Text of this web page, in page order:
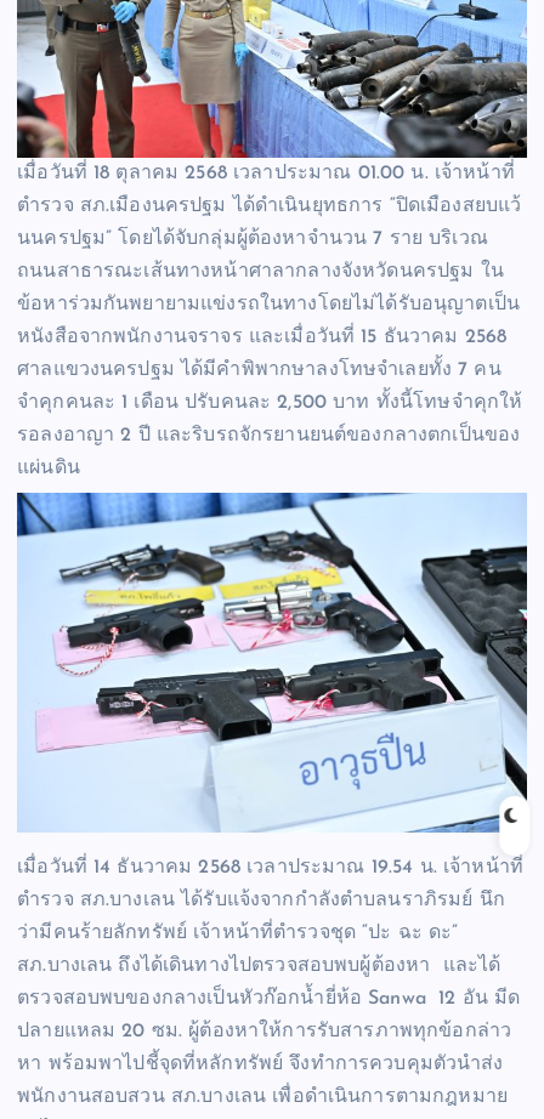
เมื่อวันที่ 18 ตุลาคม 2568 เวลาประมาณ 01.00 น. เจ้าหน้าที่
ตำรวจ สภ.เมืองนครปฐม ได้ดำเนินยุทธการ “ปิดเมืองสยบแว้
นนครปฐม” โดยได้จับกลุ่มผู้ต้องหาจำนวน 7 ราย บริเวณ
ถนนสาธารณะเส้นทางหน้าศาลากลางจังหวัดนครปฐม ใน
ข้อหาร่วมกันพยายามแข่งรถในทางโดยไม่ได้รับอนุญาตเป็น
หนังสือจากพนักงานจราจร และเมื่อวันที่ 15 ธันวาคม 2568
ศาลแขวงนครปฐม ได้มีคำพิพากษาลงโทษจำเลยทั้ง 7 คน
จำคุกคนละ 1 เดือน ปรับคนละ 2,500 บาท ทั้งนี้โทษจำคุกให้
รอลงอาญา 2 ปี และริบรถจักรยานยนต์ของกลางตกเป็นของ
แผ่นดิน
เมื่อวันที่ 14 ธันวาคม 2568 เวลาประมาณ 19.54 น. เจ้าหน้าที่
ตำรวจ สภ.บางเลน ได้รับแจ้งจากกำลังตำบลนราภิรมย์ นึก
ว่ามีคนร้ายลักทรัพย์ เจ้าหน้าที่ตำรวจชุด “ปะ ฉะ ดะ”
สภ.บางเลน ถึงได้เดินทางไปตรวจสอบพบผู้ต้องหา และได้
ตรวจสอบพบของกลางเป็นหัวก๊อกน้ำยี่ห้อ Sanwa 12 อัน มีด
ปลายแหลม 20 ซม. ผู้ต้องหาให้การรับสารภาพทุกข้อกล่าว
หา พร้อมพาไปชี้จุดที่หลักทรัพย์ จึงทำการควบคุมตัวนำส่ง
พนักงานสอบสวน สภ.บางเลน เพื่อดำเนินการตามกฎหมาย